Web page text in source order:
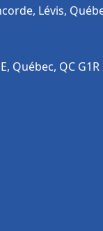
Lévis,
Québec, QC G1R